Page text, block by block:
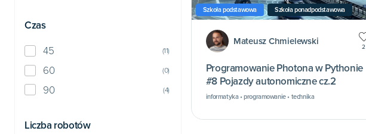
Czas
45 (11)
60 (0)
90 (4)
Liczba robotów
Szkoła podstawowa Szkoła ponadpodstawowa
Mateusz Chmielewski
2
Programowanie Photona w Pythonie
#8 Pojazdy autonomiczne cz.2
informatyka • programowanie • technika